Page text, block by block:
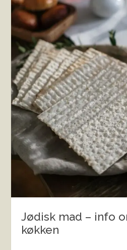
Jødisk mad – info
køkken